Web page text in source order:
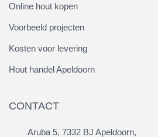
Online hout kopen
Voorbeeld projecten
Kosten voor levering
Hout handel Apeldoorn
CONTACT
Aruba 5, 7332 BJ Apeldoorn,